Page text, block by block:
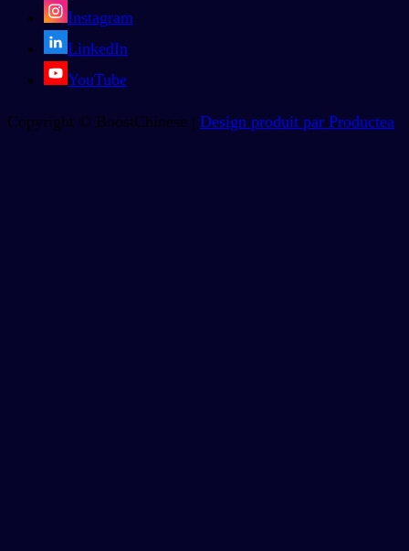
Instagram
LinkedIn
YouTube
Copyright © BoostChinese | Design produit par Productea